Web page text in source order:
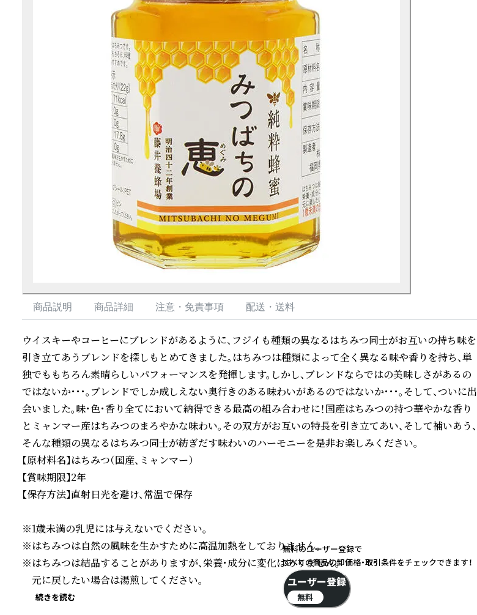
商品説明 商品詳細 注意・免責事項 配送・送料
ウイスキーやコーヒーにブレンドがあるように、フジイも種類の異なるはちみつ同士がお互いの持ち味を
引き立てあうブレンドを探しもとめてきました。はちみつは種類によって全く異なる味や香りを持ち、単
独でももちろん素晴らしいパフォーマンスを発揮します。しかし、ブレンドならではの美味しさがあるの
ではないか・・・。ブレンドでしか成しえない奥行きのある味わいがあるのではないか・・・。そして、ついに出
会いました。味・色・香り全てにおいて納得できる最高の組み合わせに！国産はちみつの持つ華やかな香り
とミャンマー産はちみつのまろやかな味わい。その双方がお互いの特長を引き立てあい、そして補いあう、
そんな種類の異なるはちみつ同士が紡ぎだす味わいのハーモニーを是非お楽しみください。
【原材料名】はちみつ（国産、ミャンマー）
【賞味期限】2年
【保存方法】直射日光を避け、常温で保存
※1歳未満の乳児には与えないでください。
※はちみつは自然の風味を生かすために高温加熱をしておりません。
※はちみつは結晶することがありますが、栄養･成分に変化はありません｡
元に戻したい場合は湯煎してください。
続きを読む
無料のユーザー登録で
すべての商品の卸価格・取引条件をチェックできます！
ユーザー登録
無料